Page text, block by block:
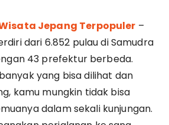
Jepang Terpopuler –
dari 6.852 pulau di Samudra
43 prefektur berbeda.
yang bisa dilihat dan
kamu mungkin tidak bisa
dalam sekali kunjungan.